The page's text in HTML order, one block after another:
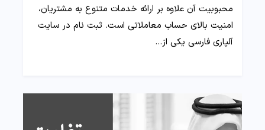
محبوبیت آن علاوه بر ارائه خدمات متنوع به مشتریان،
امنیت بالای حساب معاملاتی است. ثبت نام در سایت
آلپاری فارسی یکی از…